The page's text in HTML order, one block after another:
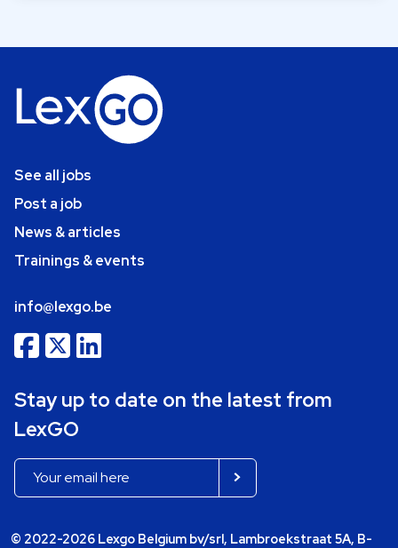
See all jobs
Post a job
News & articles
Trainings & events
info@lexgo.be
Stay up to date on the latest from
LexGO
© 2022-2026 Lexgo Belgium bv/srl, Lambroekstraat 5A, B-